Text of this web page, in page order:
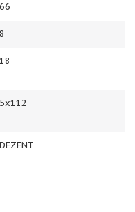
66
8
18
5x112
DEZENT